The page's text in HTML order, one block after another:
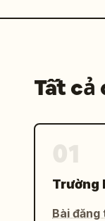
Tất cả
Trường
Bài đăng